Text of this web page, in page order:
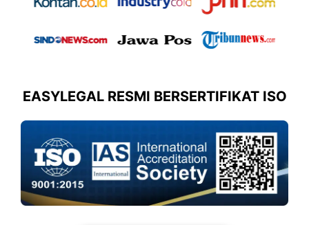
EASYLEGAL RESMI BERSERTIFIKAT ISO